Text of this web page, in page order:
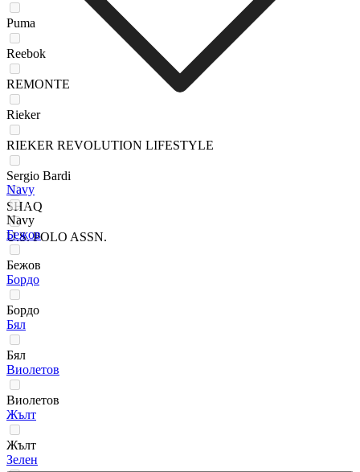
Puma
Reebok
REMONTE
Rieker
RIEKER REVOLUTION LIFESTYLE
Sergio Bardi
SHAQ
U.S. POLO ASSN.
Navy
Navy
Бежов
Бежов
Бордо
Бордо
Бял
Бял
Виолетов
Виолетов
Жълт
Жълт
Зелен